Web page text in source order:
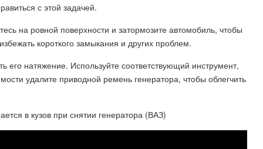
с этой задачей.
на ровной поверхности и затормозите автомобиль, чтобы
короткого замыкания и других проблем.
его натяжение. Используйте соответствующий инструмент,
удалите приводной ремень генератора, чтобы облегчить
в кузов при снятии генератора (ВАЗ)